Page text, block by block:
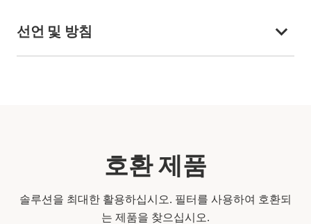
선언 및 방침
호환 제품
솔루션을 최대한 활용하십시오. 필터를 사용하여 호환되
는 제품을 찾으십시오.